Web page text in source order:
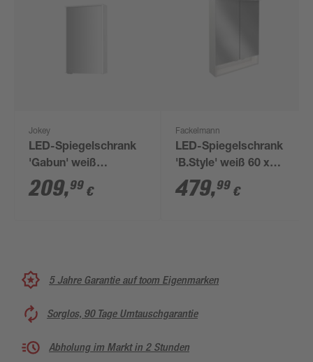
Jokey
LED-Spiegelschrank
'Gabun' weiß
Hochglanz 40 x 66,9 x
14,6 cm
209,99 €
Fackelmann
LED-Spiegelschrank
'B.Style' weiß 60 x
81,2 x 15,3 cm
479,99 €
5 Jahre Garantie auf toom Eigenmarken
Sorglos, 90 Tage Umtauschgarantie
Abholung im Markt in 2 Stunden